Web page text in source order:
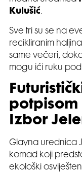
Kulušić.
Sve tri su se na
recikliranim
same večeri,
mogu ići ruku
potpisom
Izbor
Glavna urednica
komad koji
ekološki